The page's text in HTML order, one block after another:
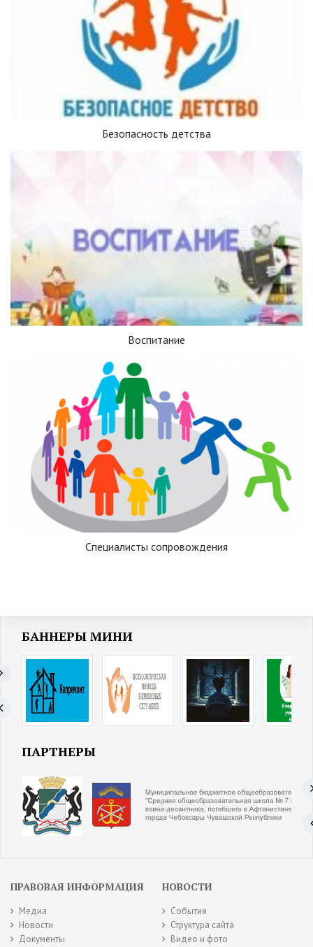
Безопасность детства
Воспитание
Специалисты сопровождения
БАННЕРЫ МИНИ
ПАРТНЕРЫ
ПРАВОВАЯ ИНФОРМАЦИЯ
Медиа
Новости
Документы
НОВОСТИ
События
Структура сайта
Видео и фото